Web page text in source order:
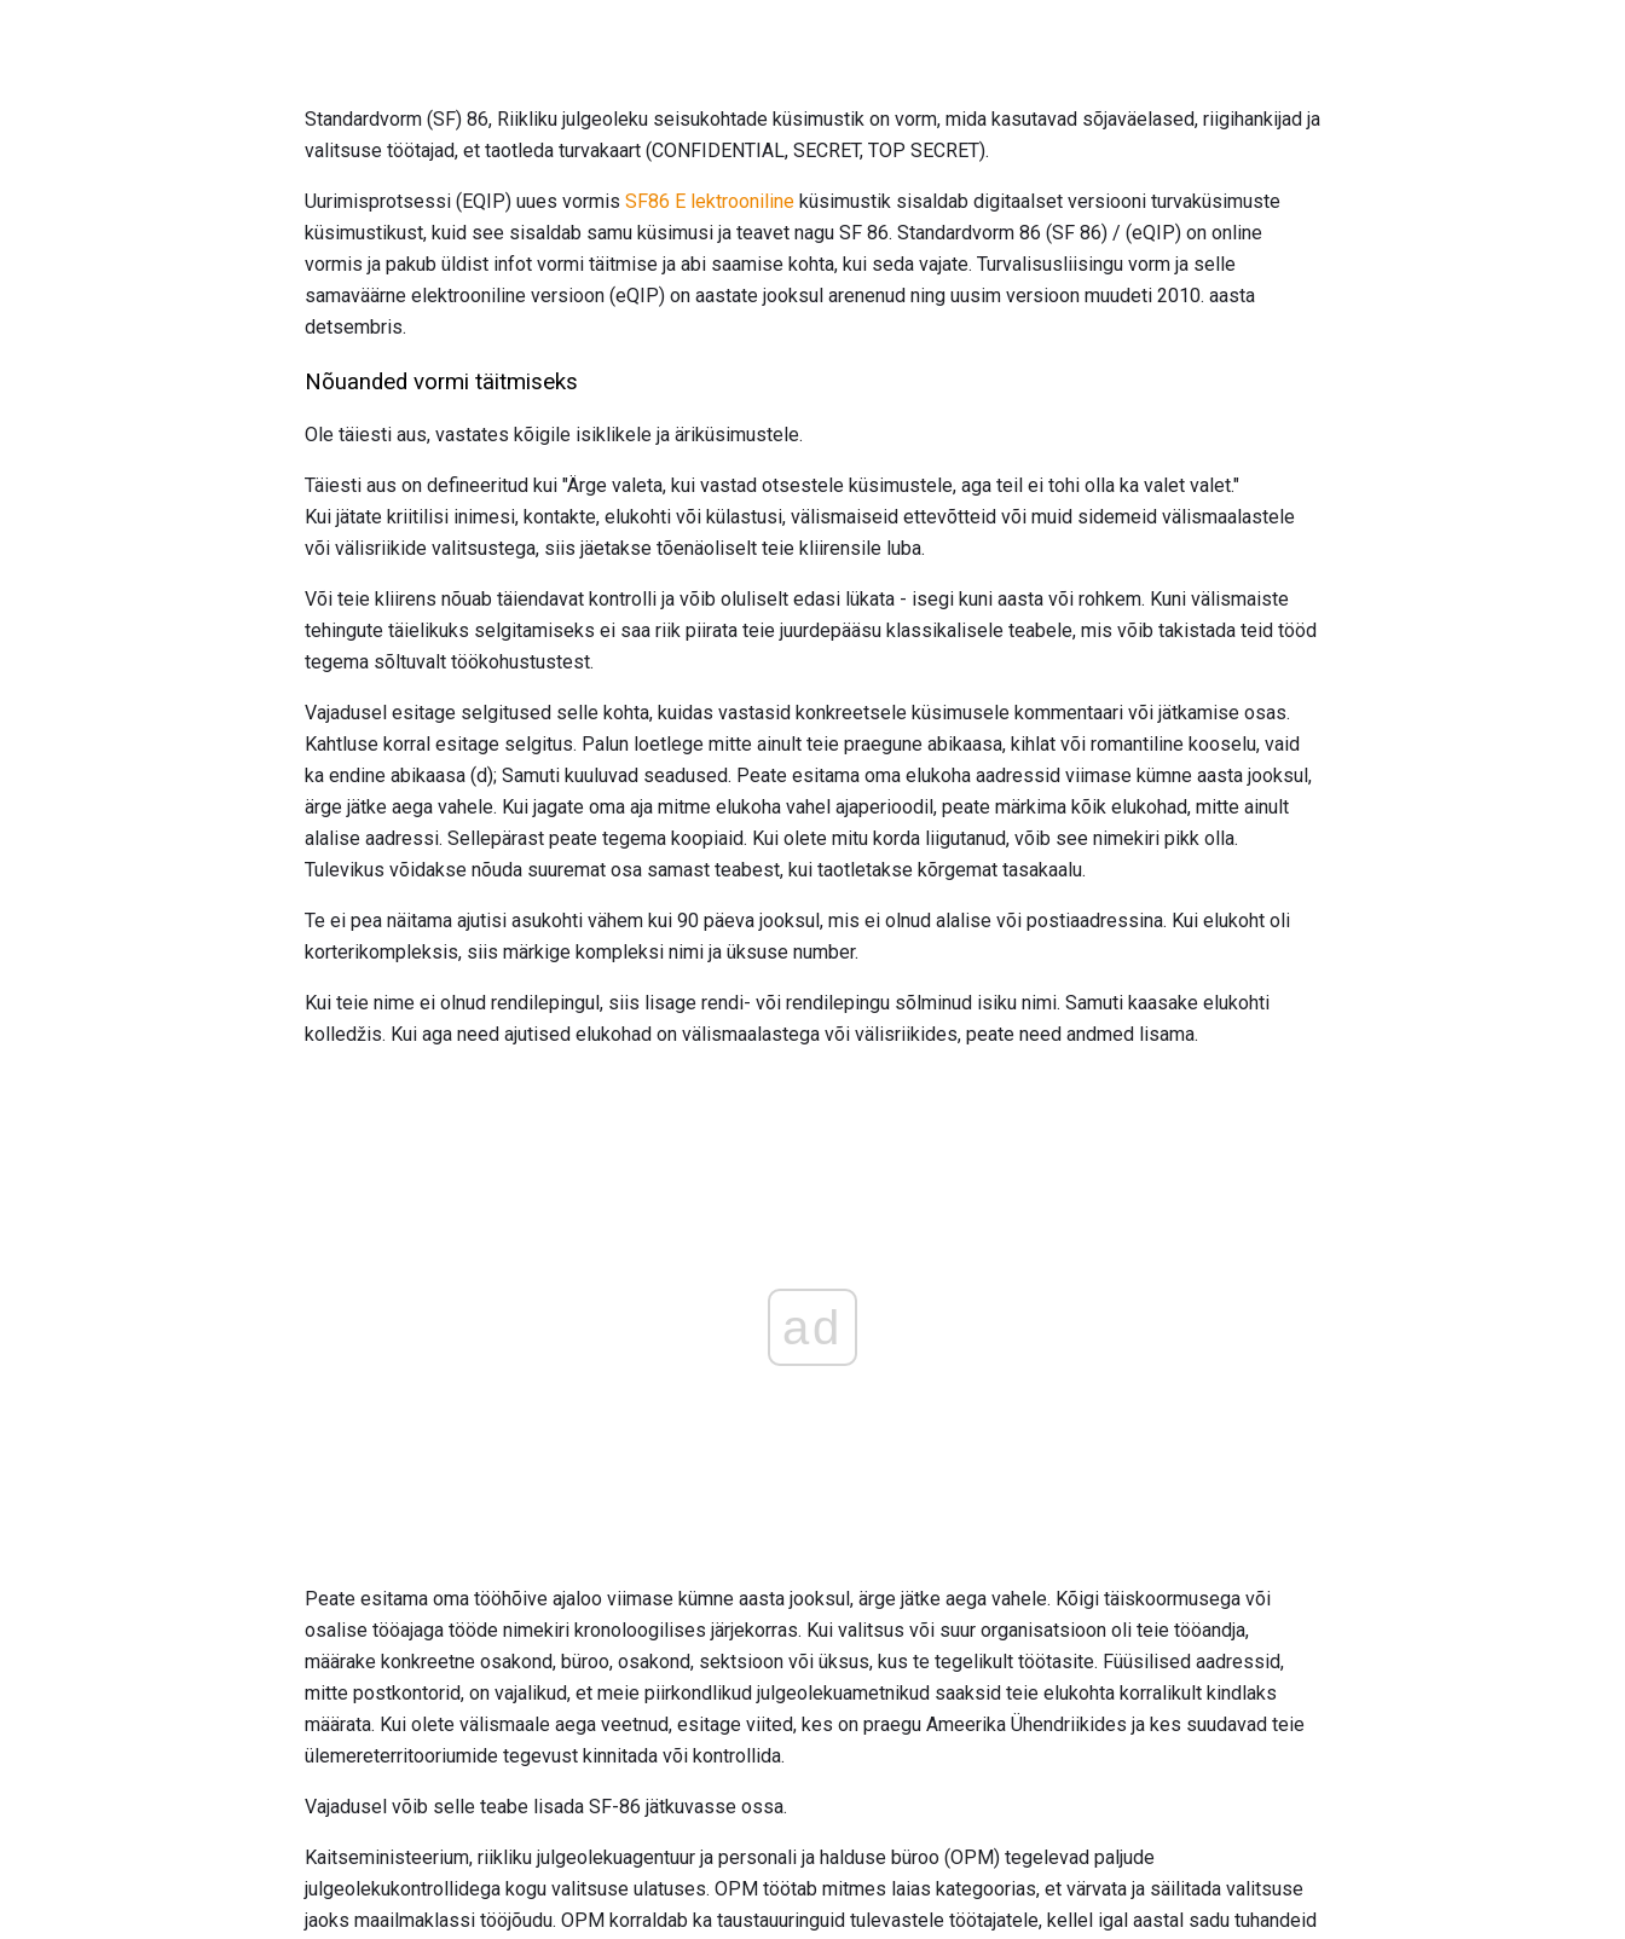
Standardvorm (SF) 86, Riikliku julgeoleku seisukohtade küsimustik on vorm, mida kasutavad sõjaväelased, riigihankijad ja
valitsuse töötajad, et taotleda turvakaart (CONFIDENTIAL, SECRET, TOP SECRET).
Uurimisprotsessi (EQIP) uues vormis SF86 E lektrooniline küsimustik sisaldab digitaalset versiooni turvaküsimuste
küsimustikust, kuid see sisaldab samu küsimusi ja teavet nagu SF 86. Standardvorm 86 (SF 86) / (eQIP) on online
vormis ja pakub üldist infot vormi täitmise ja abi saamise kohta, kui seda vajate. Turvalisusliisingu vorm ja selle
samaväärne elektrooniline versioon (eQIP) on aastate jooksul arenenud ning uusim versioon muudeti 2010. aasta
detsembris.
Nõuanded vormi täitmiseks
Ole täiesti aus, vastates kõigile isiklikele ja äriküsimustele.
Täiesti aus on defineeritud kui "Ärge valeta, kui vastad otsestele küsimustele, aga teil ei tohi olla ka valet valet."
Kui jätate kriitilisi inimesi, kontakte, elukohti või külastusi, välismaiseid ettevõtteid või muid sidemeid välismaalastele
või välisriikide valitsustega, siis jäetakse tõenäoliselt teie kliirensile luba.
Või teie kliirens nõuab täiendavat kontrolli ja võib oluliselt edasi lükata - isegi kuni aasta või rohkem. Kuni välismaiste
tehingute täielikuks selgitamiseks ei saa riik piirata teie juurdepääsu klassikalisele teabele, mis võib takistada teid tööd
tegema sõltuvalt töökohustustest.
Vajadusel esitage selgitused selle kohta, kuidas vastasid konkreetsele küsimusele kommentaari või jätkamise osas.
Kahtluse korral esitage selgitus. Palun loetlege mitte ainult teie praegune abikaasa, kihlat või romantiline kooselu, vaid
ka endine abikaasa (d); Samuti kuuluvad seadused. Peate esitama oma elukoha aadressid viimase kümne aasta jooksul,
ärge jätke aega vahele. Kui jagate oma aja mitme elukoha vahel ajaperioodil, peate märkima kõik elukohad, mitte ainult
alalise aadressi. Sellepärast peate tegema koopiaid. Kui olete mitu korda liigutanud, võib see nimekiri pikk olla.
Tulevikus võidakse nõuda suuremat osa samast teabest, kui taotletakse kõrgemat tasakaalu.
Te ei pea näitama ajutisi asukohti vähem kui 90 päeva jooksul, mis ei olnud alalise või postiaadressina. Kui elukoht oli
korterikompleksis, siis märkige kompleksi nimi ja üksuse number.
Kui teie nime ei olnud rendilepingul, siis lisage rendi- või rendilepingu sõlminud isiku nimi. Samuti kaasake elukohti
kolledžis. Kui aga need ajutised elukohad on välismaalastega või välisriikides, peate need andmed lisama.
ad
Peate esitama oma tööhõive ajaloo viimase kümne aasta jooksul, ärge jätke aega vahele. Kõigi täiskoormusega või
osalise tööajaga tööde nimekiri kronoloogilises järjekorras. Kui valitsus või suur organisatsioon oli teie tööandja,
määrake konkreetne osakond, büroo, osakond, sektsioon või üksus, kus te tegelikult töötasite. Füüsilised aadressid,
mitte postkontorid, on vajalikud, et meie piirkondlikud julgeolekuametnikud saaksid teie elukohta korralikult kindlaks
määrata. Kui olete välismaale aega veetnud, esitage viited, kes on praegu Ameerika Ühendriikides ja kes suudavad teie
ülemereterritooriumide tegevust kinnitada või kontrollida.
Vajadusel võib selle teabe lisada SF-86 jätkuvasse ossa.
Kaitseministeerium, riikliku julgeolekuagentuur ja personali ja halduse büroo (OPM) tegelevad paljude
julgeolekukontrollidega kogu valitsuse ulatuses. OPM töötab mitmes laias kategoorias, et värvata ja säilitada valitsuse
jaoks maailmaklassi tööjõudu. OPM korraldab ka taustauuringuid tulevastele töötajatele, kellel igal aastal sadu tuhandeid